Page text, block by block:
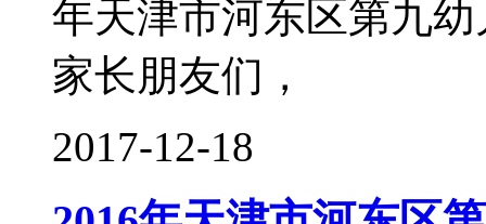
年天津市河东区第九
家长朋友们，
2017-12-18